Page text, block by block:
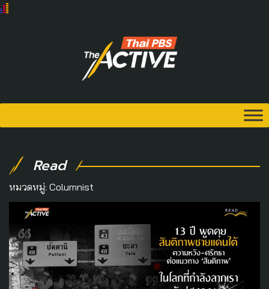
Read
หมวดหมู่: Columnist